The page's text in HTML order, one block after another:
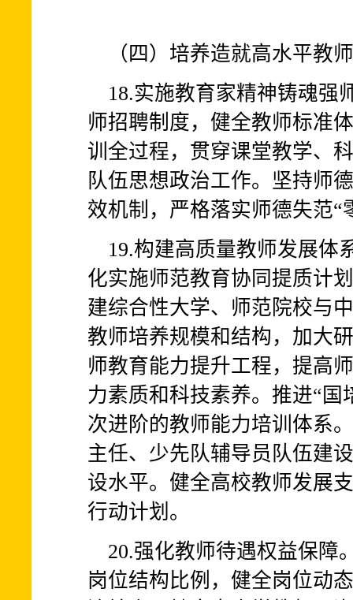
（四）培养造就高水平教
18.实施教育家精神铸魂强
师招聘制度，健全教师标准
训全过程，贯穿课堂教学、
队伍思想政治工作。坚持师
效机制，严格落实师德失范“
19.构建高质量教师发展体
化实施师范教育协同提质计
建综合性大学、师范院校与
教师培养规模和结构，加大
师教育能力提升工程，提高
力素质和科技素养。推进“
次进阶的教师能力培训体系
主任、少先队辅导员队伍建
设水平。健全高校教师发展
行动计划。
20.强化教师待遇权益保障
岗位结构比例，健全岗位动